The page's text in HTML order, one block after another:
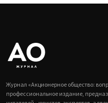
Журнал «Акционерное общество:
профессиональное издание,